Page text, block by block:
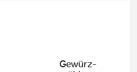
Gewürz-